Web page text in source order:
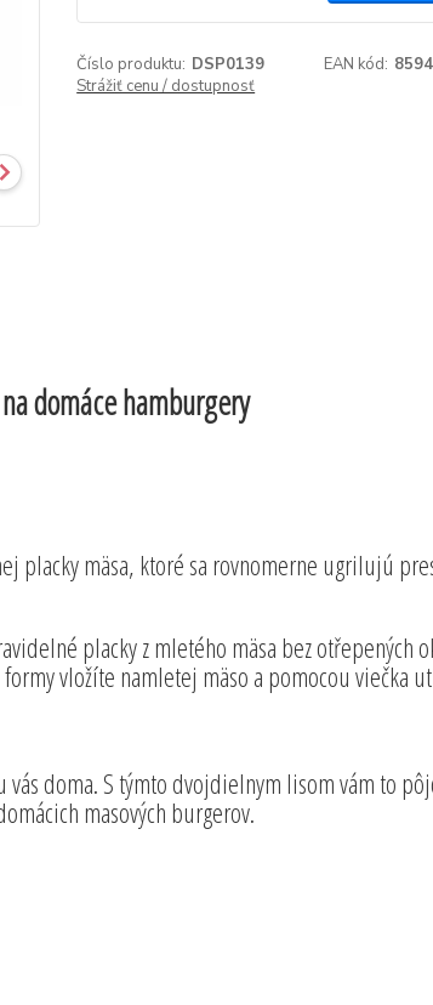
Číslo produktu: DSP0139 EAN kód:
Strážiť cenu / dostupnosť
domáce hamburgery
placky mäsa, ktoré sa rovnomerne ugrilujú
placky z mletého mäsa bez otřepených
vložíte namletej mäso a pomocou viečka
doma. S týmto dvojdielnym lisom vám to
masových burgerov.